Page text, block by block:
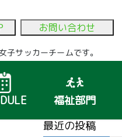
お問い合わせ
サッカーチームです。
福祉部門
最近の投稿